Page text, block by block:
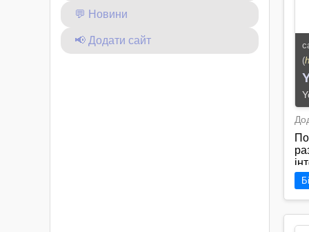
💬 Новини
📢 Додати сайт
(